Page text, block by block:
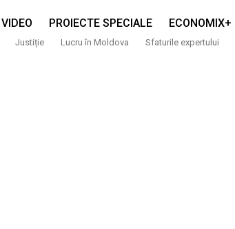
VIDEO PROIECTE SPECIALE ECONOMIX+
Justiție Lucru în Moldova Sfaturile expertului